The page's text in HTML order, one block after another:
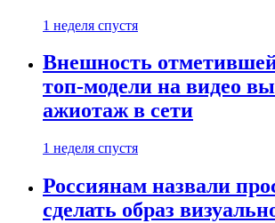
1 неделя спустя
Внешность
топ-модели на видео
ажиотаж в сети
1 неделя спустя
Россиянам назвали
сделать образ